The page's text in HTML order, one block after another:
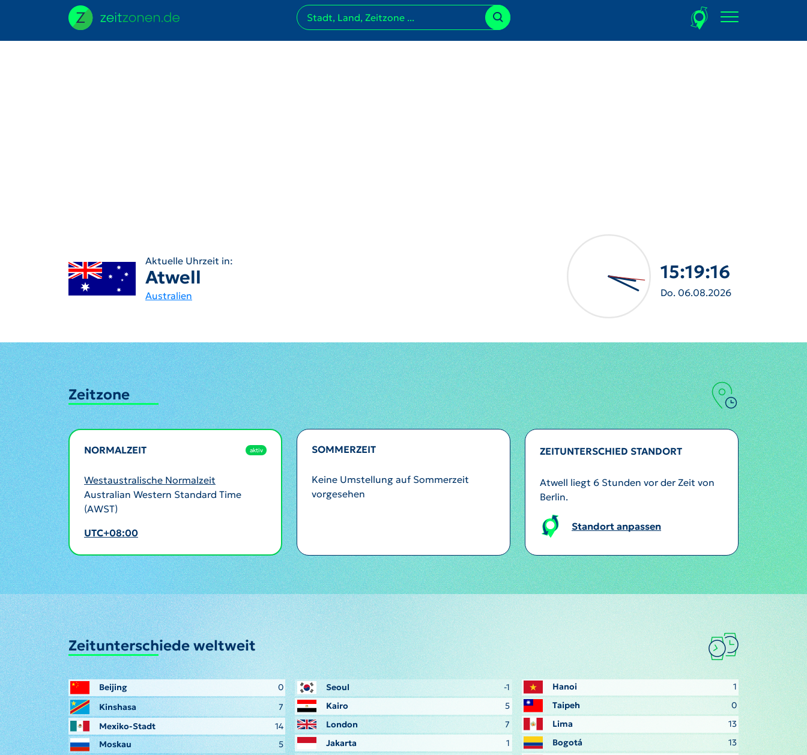
Aktuelle Uhrzeit in:
Atwell
Australien
15:19:18
Do. 06.08.2026
Zeitzone
NORMALZEIT aktiv
Westaustralische Normalzeit
Australian Western Standard Time
(AWST)
UTC+08:00
SOMMERZEIT
Keine Umstellung auf Sommerzeit
vorgesehen
ZEITUNTERSCHIED STANDORT
Atwell liegt 6 Stunden vor der Zeit von
Berlin.
Standort anpassen
Zeitunterschiede weltweit
Beijing
0
Kinshasa
7
Mexiko-Stadt
14
Moskau
5
Seoul
-1
Kairo
5
London
7
Jakarta
1
Hanoi
1
Taipeh
0
Lima
13
Bogotá
13